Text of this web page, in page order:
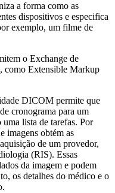
a forma como as
dispositivos e especifica
exemplo, um filme de
o Exchange de
como Extensible Markup
DICOM permite que
cronograma para um
lista de tarefas. Por
imagens obtém as
de um provedor,
(RIS). Essas
da imagem e podem
os detalhes do médico e o